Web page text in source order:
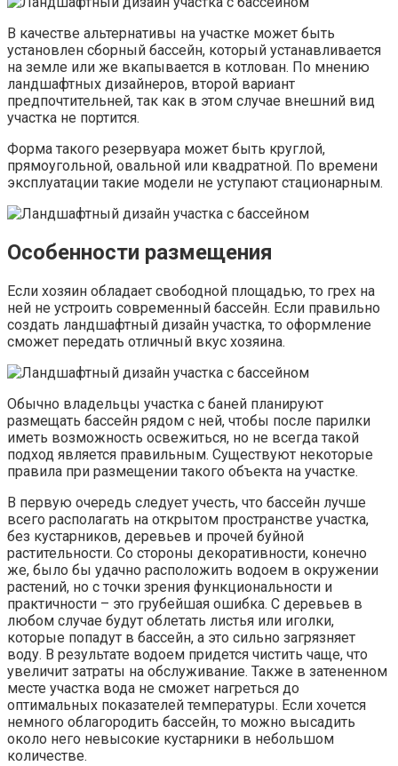
В качестве альтернативы на участке может быть
установлен сборный бассейн, который устанавливается
на земле или же вкапывается в котлован. По мнению
ландшафтных дизайнеров, второй вариант
предпочтительней, так как в этом случае внешний вид
участка не портится.
Форма такого резервуара может быть круглой,
прямоугольной, овальной или квадратной. По времени
эксплуатации такие модели не уступают стационарным.
Особенности размещения
Если хозяин обладает свободной площадью, то грех на
ней не устроить современный бассейн. Если правильно
создать ландшафтный дизайн участка, то оформление
сможет передать отличный вкус хозяина.
Обычно владельцы участка с баней планируют
размещать бассейн рядом с ней, чтобы после парилки
иметь возможность освежиться, но не всегда такой
подход является правильным. Существуют некоторые
правила при размещении такого объекта на участке.
В первую очередь следует учесть, что бассейн лучше
всего располагать на открытом пространстве участка,
без кустарников, деревьев и прочей буйной
растительности. Со стороны декоративности, конечно
же, было бы удачно расположить водоем в окружении
растений, но с точки зрения функциональности и
практичности – это грубейшая ошибка. С деревьев в
любом случае будут облетать листья или иголки,
которые попадут в бассейн, а это сильно загрязняет
воду. В результате водоем придется чистить чаще, что
увеличит затраты на обслуживание. Также в затененном
месте участка вода не сможет нагреться до
оптимальных показателей температуры. Если хочется
немного облагородить бассейн, то можно высадить
около него невысокие кустарники в небольшом
количестве.